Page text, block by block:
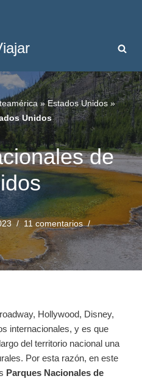
»Estados Unidos»
Unidos
de
11 comentarios
Hollywood, Disney,
internacionales, y es que
del territorio nacional una
Por esta razón, en este
Parques Nacionales de